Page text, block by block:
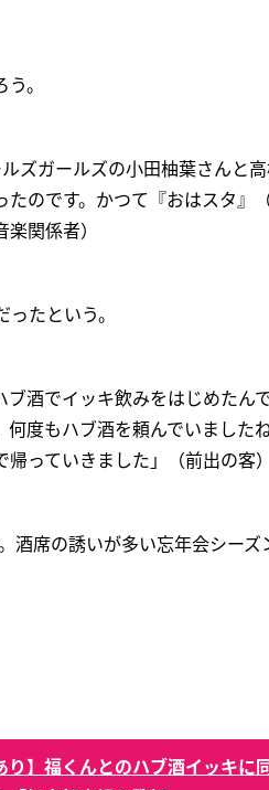
。
ズガールズの小田柚葉さんと
のです。かつて『おはスタ』
関係者）
たという。
ブ酒でイッキ飲みをはじめたん
度もハブ酒を頼んでいました
っていきました」（前出の客）
酒席の誘いが多い忘年会シー
り】福くんとのハブ酒イッキに